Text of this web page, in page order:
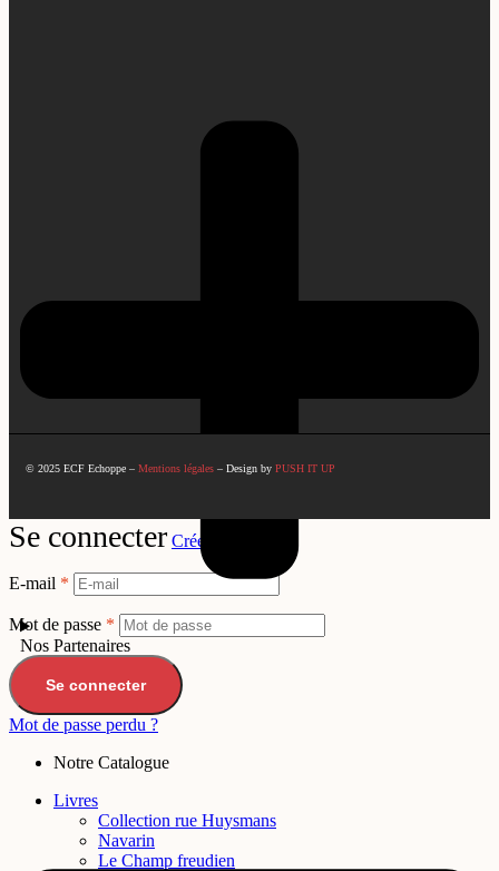
Nos Partenaires
© 2025 ECF Echoppe – Mentions légales – Design by PUSH IT UP
Se connecter Créer un compte
E-mail *
Mot de passe *
Se connecter
Mot de passe perdu ?
Notre Catalogue
Livres
Collection rue Huysmans
Navarin
Le Champ freudien